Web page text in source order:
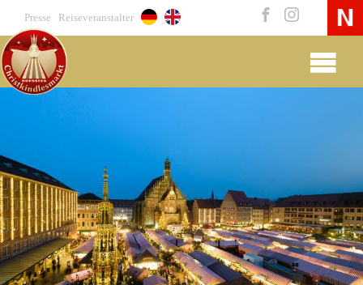
Presse Reiseveranstalter